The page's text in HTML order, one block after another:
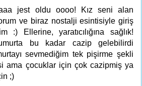
jest oldu oooo! Kız seni alan
ve biraz nostalji esintisiyle giriş
:) Ellerine, yaratıcılığına sağlık!
bu kadar cazip gelebilirdi
sevmediğim tek pişirme şekli
ama çocuklar için çok cazipmiş ya
;)